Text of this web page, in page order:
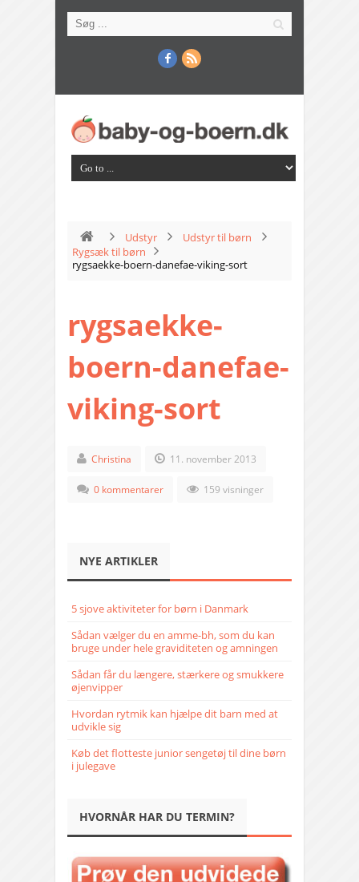
Udstyr
Udstyr til børn
Rygsæk til børn
rygsaekke-boern-danefae-viking-sort
rygsaekke-
boern-danefae-
viking-sort
Christina 11. november 2013
0 kommentarer 159 visninger
NYE ARTIKLER
5 sjove aktiviteter for børn i Danmark
Sådan vælger du en amme-bh, som du kan
bruge under hele graviditeten og amningen
Sådan får du længere, stærkere og smukkere
øjenvipper
Hvordan rytmik kan hjælpe dit barn med at
udvikle sig
Køb det flotteste junior sengetøj til dine børn
i julegave
HVORNÅR HAR DU TERMIN?